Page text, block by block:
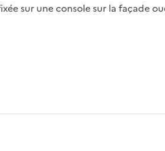
sur une console sur la façade